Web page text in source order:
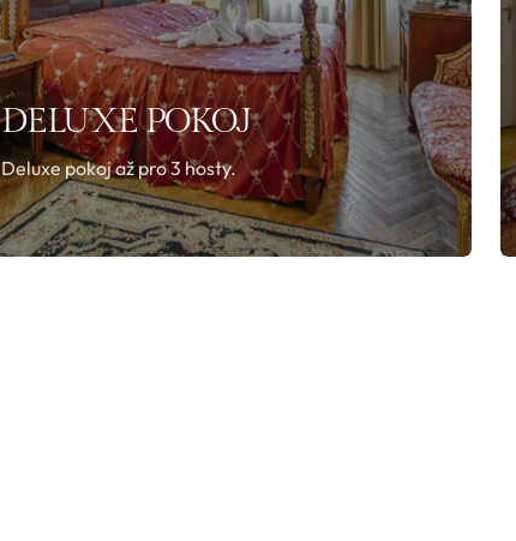
DELUXE POKOJ
Deluxe pokoj až pro 3 hosty.